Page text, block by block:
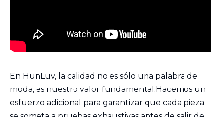
En HunLuv, la calidad no es sólo una palabra de
moda, es nuestro valor fundamental.Hacemos un
esfuerzo adicional para garantizar que cada pieza